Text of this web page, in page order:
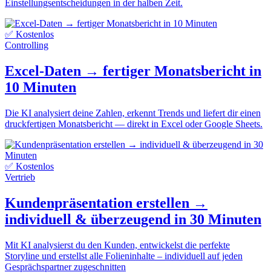
Einstellungsentscheidungen in der halben Zeit.
✅ Kostenlos
Controlling
Excel-Daten → fertiger Monatsbericht in
10 Minuten
Die KI analysiert deine Zahlen, erkennt Trends und liefert dir einen
druckfertigen Monatsbericht — direkt in Excel oder Google Sheets.
✅ Kostenlos
Vertrieb
Kundenpräsentation erstellen →
individuell & überzeugend in 30 Minuten
Mit KI analysierst du den Kunden, entwickelst die perfekte
Storyline und erstellst alle Folieninhalte – individuell auf jeden
Gesprächspartner zugeschnitten